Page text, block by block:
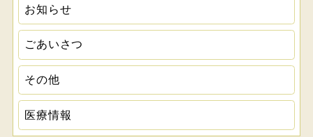
お知らせ
ごあいさつ
その他
医療情報